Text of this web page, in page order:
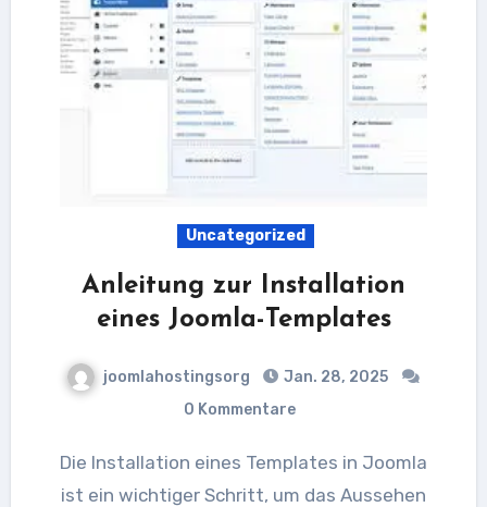
Uncategorized
Anleitung zur Installation
eines Joomla-Templates
joomlahostingsorg
Jan. 28, 2025
0 Kommentare
Die Installation eines Templates in Joomla
ist ein wichtiger Schritt, um das Aussehen